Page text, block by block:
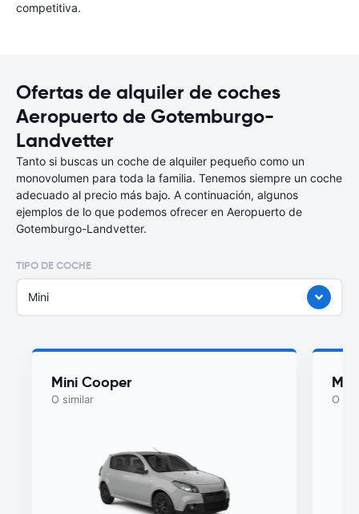
competitiva.
Ofertas de alquiler de coches
Aeropuerto de Gotemburgo-
Landvetter
Tanto si buscas un coche de alquiler pequeño como un
monovolumen para toda la familia. Tenemos siempre un coche
adecuado al precio más bajo. A continuación, algunos
ejemplos de lo que podemos ofrecer en Aeropuerto de
Gotemburgo-Landvetter.
TIPO DE COCHE
Mini
Mini Cooper
O similar O